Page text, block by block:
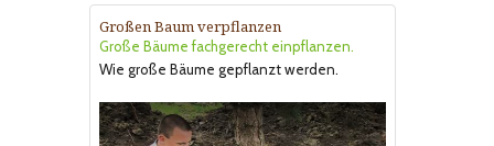
Großen Baum verpflanzen
Große Bäume fachgerecht einpflanzen.
Wie große Bäume gepflanzt werden.